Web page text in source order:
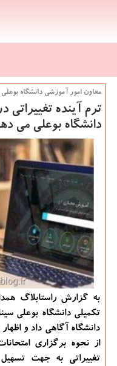
معاون امور آموزشی دانشگاه بوعلی
ترم آینده
دانشگاه بوعلی می
به گزارش راستابلاگ
دانشگاه آگاهی داد و
از نحوه برگزاری
تغییراتی به جهت